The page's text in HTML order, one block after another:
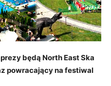
będą North East Ska
powracający na festiwal